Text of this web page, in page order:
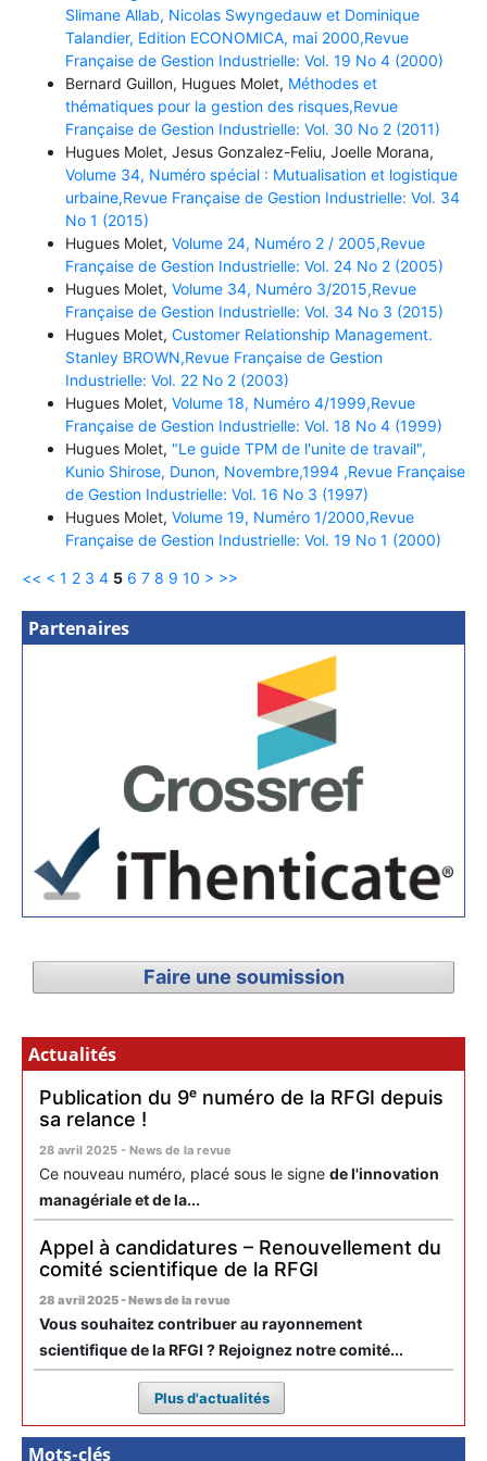
Slimane Allab, Nicolas Swyngedauw et Dominique
Talandier, Edition ECONOMICA, mai 2000,Revue
Française de Gestion Industrielle: Vol. 19 No 4 (2000)
Bernard Guillon, Hugues Molet, Méthodes et
thématiques pour la gestion des risques,Revue
Française de Gestion Industrielle: Vol. 30 No 2 (2011)
Hugues Molet, Jesus Gonzalez-Feliu, Joelle Morana,
Volume 34, Numéro spécial : Mutualisation et logistique
urbaine,Revue Française de Gestion Industrielle: Vol. 34
No 1 (2015)
Hugues Molet, Volume 24, Numéro 2 / 2005,Revue
Française de Gestion Industrielle: Vol. 24 No 2 (2005)
Hugues Molet, Volume 34, Numéro 3/2015,Revue
Française de Gestion Industrielle: Vol. 34 No 3 (2015)
Hugues Molet, Customer Relationship Management.
Stanley BROWN,Revue Française de Gestion
Industrielle: Vol. 22 No 2 (2003)
Hugues Molet, Volume 18, Numéro 4/1999,Revue
Française de Gestion Industrielle: Vol. 18 No 4 (1999)
Hugues Molet, "Le guide TPM de l'unite de travail",
Kunio Shirose, Dunon, Novembre,1994 ,Revue Française
de Gestion Industrielle: Vol. 16 No 3 (1997)
Hugues Molet, Volume 19, Numéro 1/2000,Revue
Française de Gestion Industrielle: Vol. 19 No 1 (2000)
<< < 1 2 3 4 5 6 7 8 9 10 > >>
Partenaires
Faire une soumission
Actualités
Publication du 9ᵉ numéro de la RFGI depuis
sa relance !
28 avril 2025 - News de la revue
Ce nouveau numéro, placé sous le signe de l'innovation
managériale et de la...
Appel à candidatures – Renouvellement du
comité scientifique de la RFGI
28 avril 2025 - News de la revue
Vous souhaitez contribuer au rayonnement
scientifique de la RFGI ? Rejoignez notre comité...
Plus d'actualités
Mots-clés